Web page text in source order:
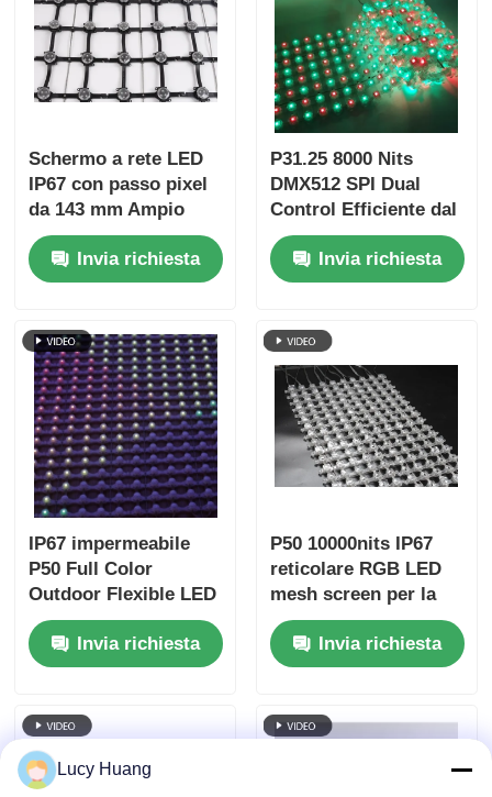
Schermo a rete LED
IP67 con passo pixel
da 143 mm Ampio
display da esterno
ultraleggero per
progetti creativi di
Invia richiesta
P31.25 8000 Nits
DMX512 SPI Dual
Control Efficiente dal
punto di vista
energetico, a bassa
potenza, display
maglia
Invia richiesta
IP67 impermeabile
P50 Full Color
Outdoor Flexible LED
Mesh Curtain Display
per facciata di
edificio
Invia richiesta
P50 10000nits IP67
reticolare RGB LED
mesh screen per la
pubblicità esterna
delle facciate degli
edifici
Invia richiesta
Lucy Huang